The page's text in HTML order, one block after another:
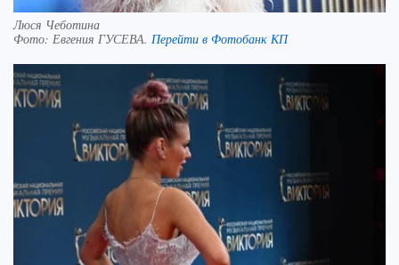
Люся Чеботина
Фото: Евгения ГУСЕВА. Перейти в Фотобанк КП